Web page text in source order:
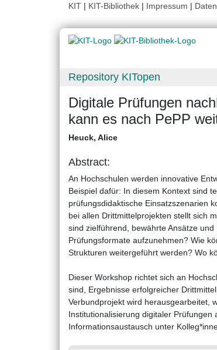
KIT | KIT-Bibliothek | Impressum |
Repository KITopen
Digitale Prüfungen
kann es nach PePP
Heuck, Alice
Abstract:
An Hochschulen werden innovative
Beispiel dafür: In diesem Kontext sind
prüfungsdidaktische Einsatzszenarien
bei allen Drittmittelprojekten stellt sich
sind zielführend, bewährte Ansätze
Prüfungsformate aufzunehmen? Wie
Strukturen weitergeführt werden? Wo
Dieser Workshop richtet sich an
sind, Ergebnisse erfolgreicher
Verbundprojekt wird herausgearbeitet,
Institutionalisierung digitaler
Informationsaustausch unter